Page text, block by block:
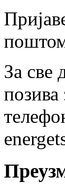
За све
позива